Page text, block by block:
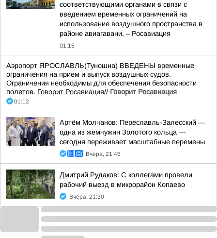
соответствующими органами в связи с
введением временных ограничений на
использование воздушного пространства в
районе авиагавани, – Росавиация
01:15
Аэропорт ЯРОСЛАВЛЬ(Туношна) ВВЕДЕНЫ временные
ограничения на прием и выпуск воздушных судов.
Ограничения необходимы для обеспечения безопасности
полетов. Говорит Росавиация// Говорит Росавиация
01:12
Артём Молчанов: Переславль-Залесский —
одна из жемчужин Золотого кольца —
сегодня переживает масштабные перемены
Вчера, 21:46
Дмитрий Рудаков: С коллегами провели
рабочий выезд в микрорайон Копаево
Вчера, 21:30